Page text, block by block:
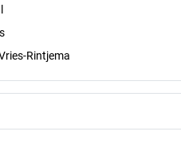
Rintjema